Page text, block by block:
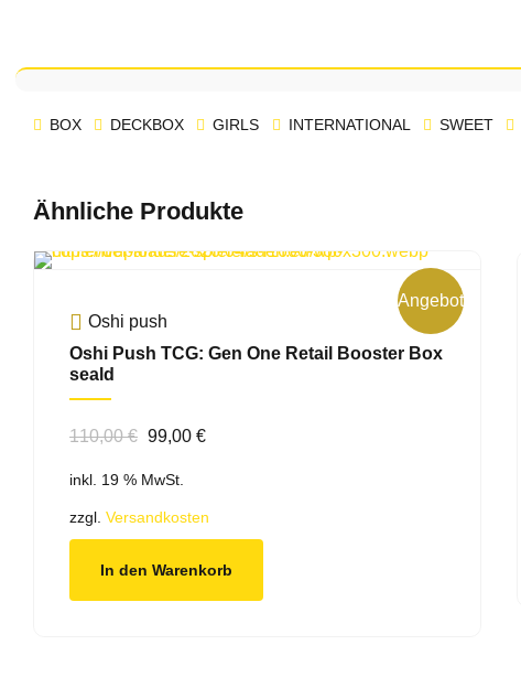
BOX DECKBOX GIRLS INTERNATIONAL SWEET
Ähnliche Produkte
Angebot!
Oshi push
Oshi Push TCG: Gen One Retail Booster Box
seald
110,00€ Ursprünglicher
war:
110,00 €
99,00 €Aktueller
99,00 €.
inkl. 19 % MwSt.
zzgl. Versandkosten
In den Warenkorb